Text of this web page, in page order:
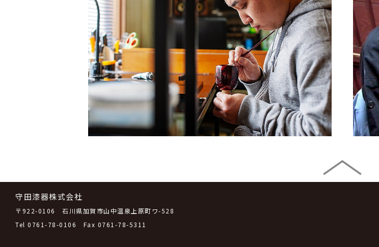
守田漆器株式会社
〒922-0106 石川県加賀市山中温泉上原町ワ-528
Tel 0761-78-0106 Fax 0761-78-5311